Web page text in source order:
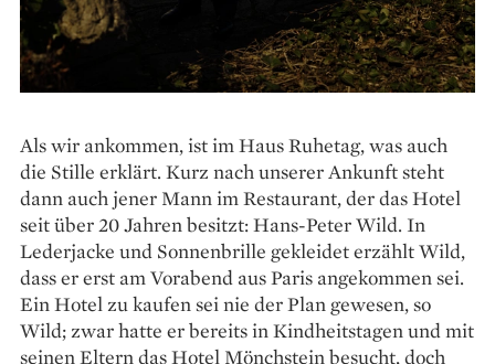
Als wir ankommen, ist im Haus Ruhetag, was auch
die Stille erklärt. Kurz nach unserer Ankunft steht
dann auch jener Mann im Restaurant, der das Hotel
seit über 20 Jahren besitzt: Hans-Peter Wild. In
Lederjacke und Sonnenbrille gekleidet erzählt Wild,
dass er erst am Vorabend aus Paris angekommen sei.
Ein Hotel zu ­kaufen sei nie der Plan gewesen, so
Wild; zwar hatte er bereits in Kindheitstagen und mit
seinen Eltern das Hotel Mönchstein besucht, doch